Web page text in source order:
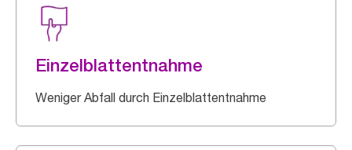
Einzelblattentnahme
Weniger Abfall durch Einzelblattentnahme